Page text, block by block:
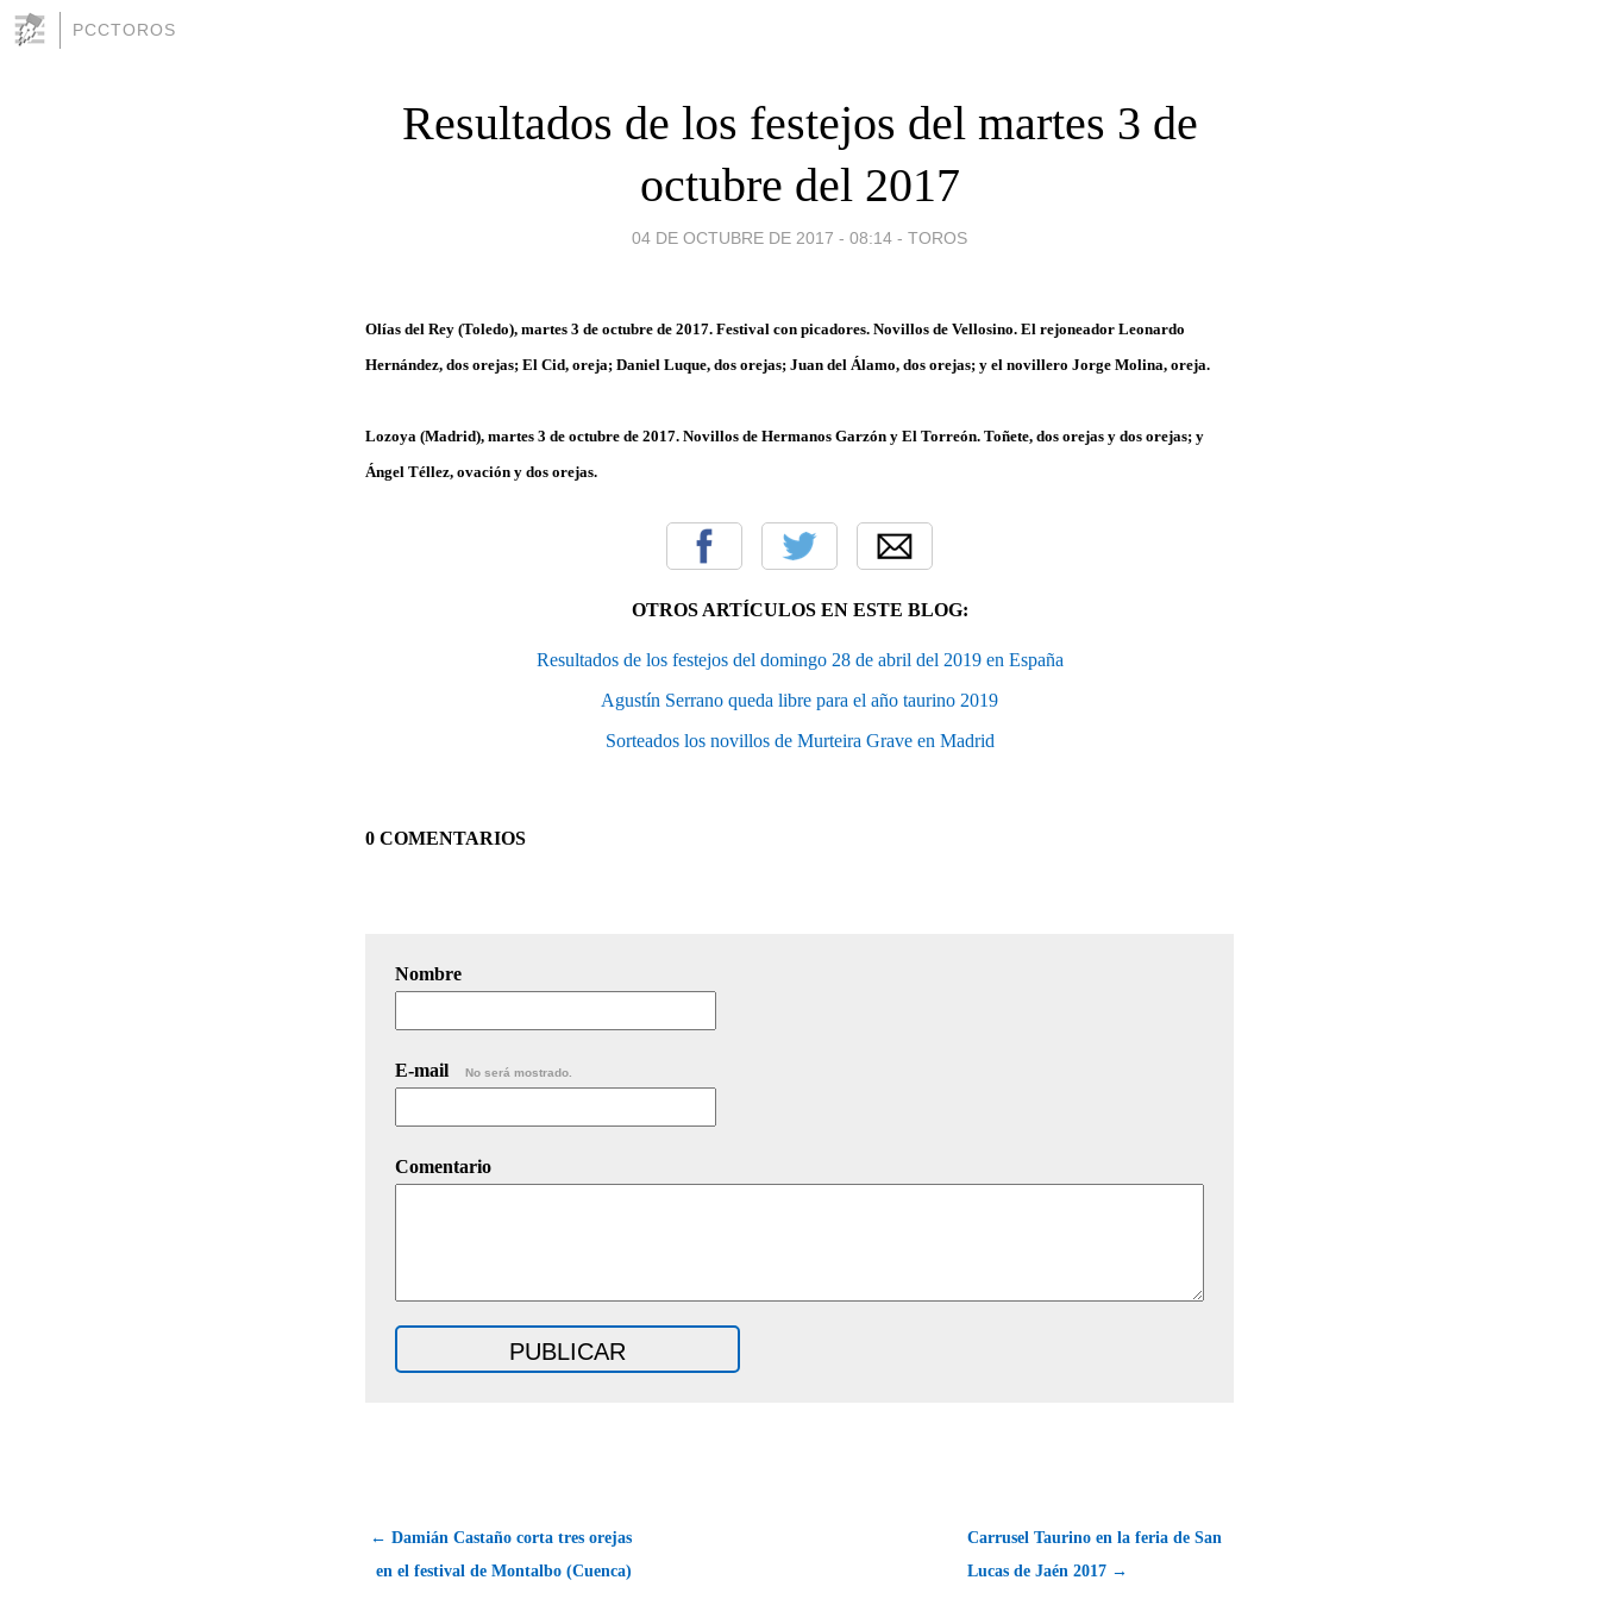
PCCTOROS
Resultados de los festejos del martes 3 de
octubre del 2017
04 DE OCTUBRE DE 2017 - 08:14 - TOROS
Olías del Rey (Toledo), martes 3 de octubre de 2017. Festival con picadores. Novillos de Vellosino. El rejoneador Leonardo
Hernández, dos orejas; El Cid, oreja; Daniel Luque, dos orejas; Juan del Álamo, dos orejas; y el novillero Jorge Molina, oreja.
Lozoya (Madrid), martes 3 de octubre de 2017. Novillos de Hermanos Garzón y El Torreón. Toñete, dos orejas y dos orejas; y
Ángel Téllez, ovación y dos orejas.
OTROS ARTÍCULOS EN ESTE BLOG:
Resultados de los festejos del domingo 28 de abril del 2019 en España
Agustín Serrano queda libre para el año taurino 2019
Sorteados los novillos de Murteira Grave en Madrid
0 COMENTARIOS
Nombre
E-mail No será mostrado.
Comentario
← Damián Castaño corta tres orejas
en el festival de Montalbo (Cuenca)
Carrusel Taurino en la feria de San
Lucas de Jaén 2017 →